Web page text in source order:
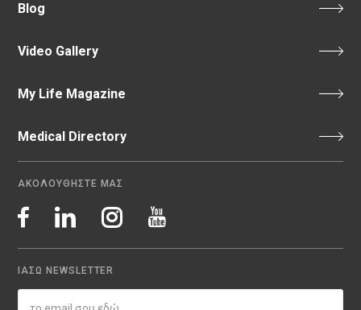
Blog
Video Gallery
My Life Magazine
Medical Directory
ΑΚΟΛΟΥΘΗΣΤΕ ΜΑΣ
ΙΑΣΩ NEWSLETTER